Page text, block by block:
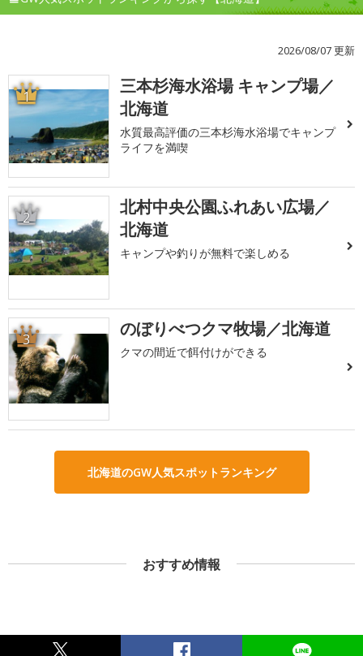
2026/08/07 更新
1
三本杉海水浴場 キャンプ場／
北海道
水質最高評価の三本杉海水浴場でキャンプ
ライフを満喫
2
北村中央公園ふれあい広場／
北海道
キャンプや釣りが無料で楽しめる
3 のぼりべつクマ牧場／北海道
クマの間近で餌付けができる
北海道のGW人気スポットランキング
おすすめ情報